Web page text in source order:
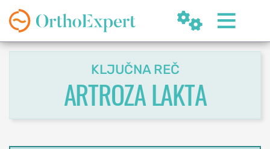
 
SR
KLJUČNA REČ
ARTROZA LAKTA